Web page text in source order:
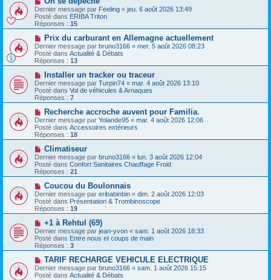
g
e
m
e
s
s
a
g
e
o
u
v
e
a
u
m
e
s
s
a
g
e
Dernier message par Feeling « jeu. 6 août 2026 13:49
Posté dans ERIBA Triton
Réponses : 15
N
o
u
v
e
a
u
m
e
s
s
a
g
e
Prix ​​du carburant en Allemagne actuellement
Dernier message par bruno3166 « mer. 5 août 2026 08:23
Posté dans Actualité & Débats
Réponses : 13
N
o
u
v
e
a
u
m
e
s
s
a
g
e
Installer un tracker ou traceur
Dernier message par Turpin74 « mar. 4 août 2026 13:10
Posté dans Vol de véhicules & Arnaques
Réponses : 7
N
o
u
v
e
a
m
e
s
s
a
g
e
Recherche accroche auvent pour Familia.
Dernier message par Yolande95 « mar. 4 août 2026 12:06
Posté dans Accessoires extérieurs
Réponses : 18
N
o
u
v
e
a
m
e
s
g
e
Climatiseur
Dernier message par bruno3166 « lun. 3 août 2026 12:04
Posté dans Confort Sanitaires Chauffage Froid
Réponses : 21
N
o
u
v
e
m
e
s
s
g
Coucou du Boulonnais
Dernier message par eribabinbin « dim. 2 août 2026 12:03
Posté dans Présentation & Trombinoscope
Réponses : 19
N
o
u
v
e
a
m
+1 à Rehtul (69)
Dernier message par jean-yvon « sam. 1 août 2026 18:33
Posté dans Entre nous et coups de main
Réponses : 3
N
o
u
TARIF RECHARGE VEHICULE ELECTRIQUE
Dernier message par bruno3166 « sam. 1 août 2026 15:15
Posté dans Actualité & Débats